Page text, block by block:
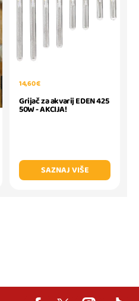
14,60 €
Grijač za akvarij EDEN 425
50W - AKCIJA!
SAZNAJ VIŠE